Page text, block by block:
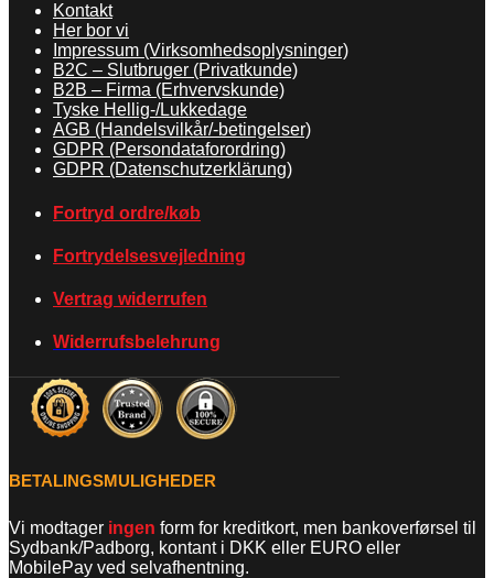
Kontakt
Her bor vi
Impressum (Virksomhedsoplysninger)
B2C – Slutbruger (Privatkunde)
B2B – Firma (Erhvervskunde)
Tyske Hellig-/Lukkedage
AGB (Handelsvilkår/-betingelser)
GDPR (Persondataforordring)
GDPR (Datenschutzerklärung)
Fortryd ordre/køb
Fortrydelsesvejledning
Vertrag widerrufen
Widerrufsbelehrung
BETALINGSMULIGHEDER
Vi modtager ingen form for kreditkort, men bankoverførsel til
Sydbank/Padborg, kontant i DKK eller EURO eller
MobilePay ved selvafhentning.